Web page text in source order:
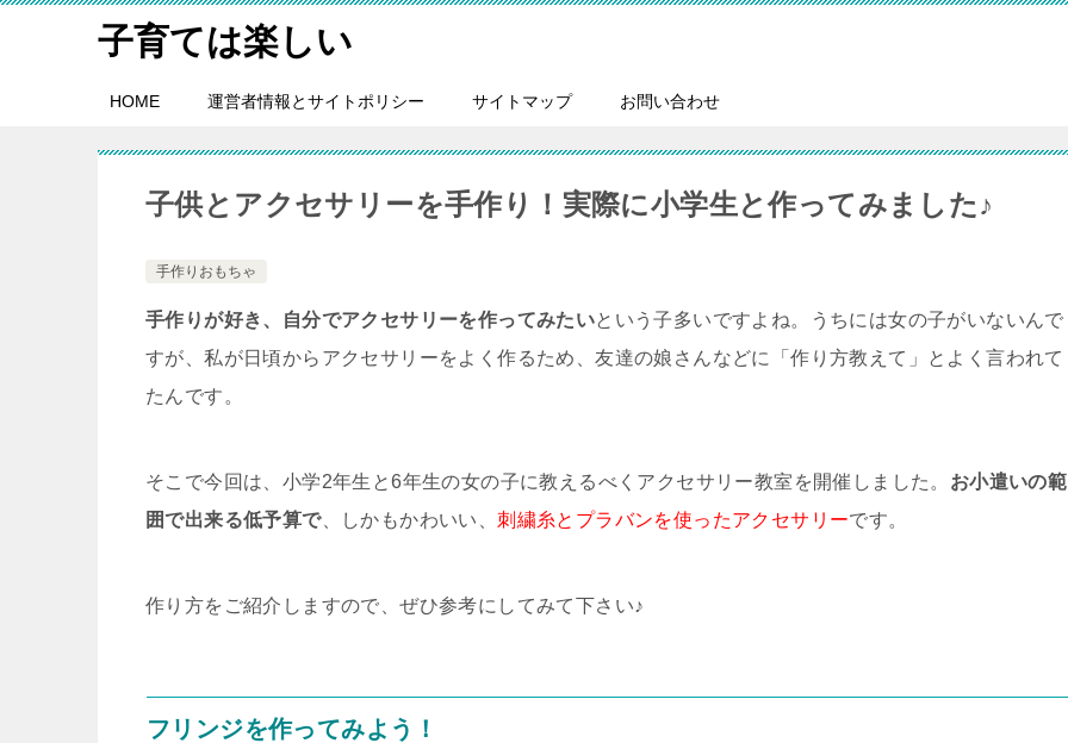
子育ては楽しい
HOME 運営者情報とサイトポリシー サイトマップ お問い合わせ
子供とアクセサリーを手作り！実際に小学生と作ってみました♪
手作りおもちゃ
手作りが好き、自分でアクセサリーを作ってみたいという子多いですよね。うちには女の子がいないんで
すが、私が日頃からアクセサリーをよく作るため、友達の娘さんなどに「作り方教えて」とよく言われて
たんです。
そこで今回は、小学2年生と6年生の女の子に教えるべくアクセサリー教室を開催しました。 お小遣いの範
囲で出来る低予算で、しかもかわいい、刺繍糸とプラバンを使ったアクセサリーです。
作り方をご紹介しますので、ぜひ参考にしてみて下さい♪
フリンジを作ってみよう！